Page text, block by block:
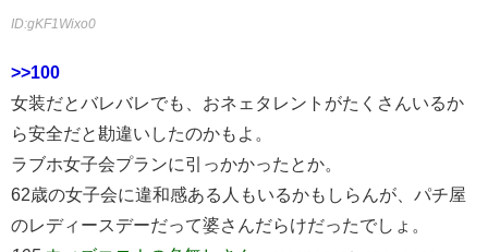
ID:gKF1Wixo0
>>100
女装だとバレバレでも、おネェタレントがたくさんいるか
ら安全だと勘違いしたのかもよ。
ラブホ女子会プランに引っかかったとか。
62歳の女子会に違和感ある人もいるかもしらんが、パチ屋
のレディースデーだって婆さんだらけだったでしょ。